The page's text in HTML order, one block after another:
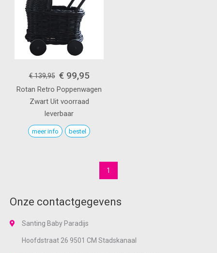
€ 139,95 € 99,95
Rotan Retro Poppenwagen
Zwart Uit voorraad
leverbaar
meer info bestel
1
Onze contactgegevens
Santing Baby Paradijs
Hoofdstraat 26 9501 CM Stadskanaal